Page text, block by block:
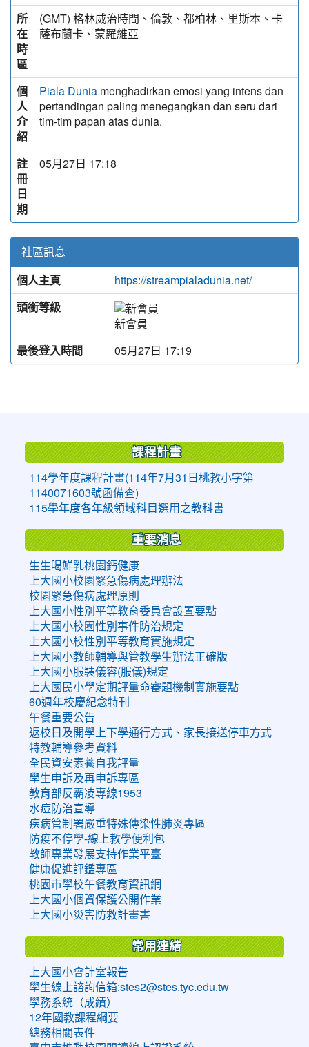
所
在
時
區
(GMT) 格林威治時間、倫敦、都柏林、里斯本、卡
薩布蘭卡、蒙羅維亞
個
人
介
紹
Piala Dunia menghadirkan emosi yang intens dan
pertandingan paling menegangkan dan seru dari
tim-tim papan atas dunia.
註
冊
日
期
05月27日 17:18
社區訊息
個人主頁
https://streampialadunia.net/
頭銜等級
新會員
最後登入時間
05月27日 17:19
課程計畫
114學年度課程計畫(114年7月31日桃教小字第
1140071603號函備查)
115學年度各年級領域科目選用之教科書
重要消息
生生喝鮮乳桃園鈣健康
上大國小校園緊急傷病處理辦法
校園緊急傷病處理原則
上大國小性別平等教育委員會設置要點
上大國小校園性別事件防治規定
上大國小校性別平等教育實施規定
上大國小教師輔導與管教學生辦法正確版
上大國小服裝儀容(服儀)規定
上大國民小學定期評量命審題機制實施要點
60週年校慶紀念特刊
午餐重要公告
返校日及開學上下學通行方式、家長接送停車方式
特教輔導參考資料
全民資安素養自我評量
學生申訴及再申訴專區
教育部反霸凌專線1953
水痘防治宣導
疾病管制署嚴重特殊傳染性肺炎專區
防疫不停學-線上教學便利包
教師專業發展支持作業平臺
健康促進評鑑專區
桃園市學校午餐教育資訊網
上大國小個資保護公開作業
上大國小災害防救計畫書
常用連結
上大國小會計室報告
學生線上諮詢信箱:stes2@stes.tyc.edu.tw
學務系統（成績）
12年國教課程綱要
總務相關表件